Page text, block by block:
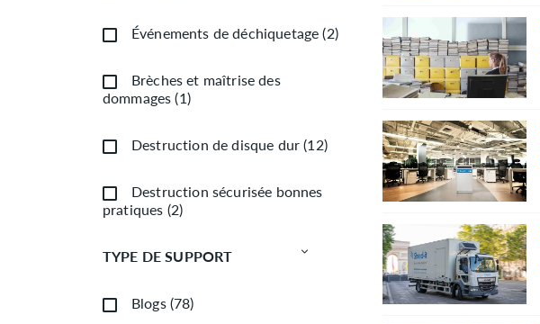
Événements de déchiquetage(2)
Brèches et maîtrise des
dommages(1)
Destruction de disque dur(12)
Destruction sécurisée bonnes
pratiques (2)
TYPE DE SUPPORT
Blogs(78)